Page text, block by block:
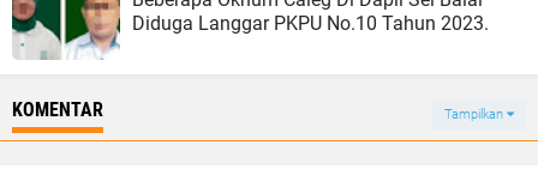
Diduga Langgar PKPU No.10 Tahun 2023.
KOMENTAR Tampilkan